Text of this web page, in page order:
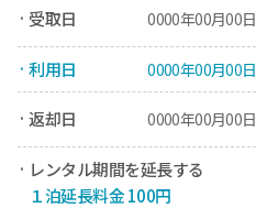
· 受取日 0000年00月00日
· 利用日 0000年00月00日
· 返却日 0000年00月00日
· レンタル期間を延長する
１泊延長料金 100円